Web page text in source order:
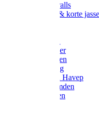
Kinderoveralls
Stofjassen & korte
Bodywarmer
Werkbroeken
Zaagkleding
Werkjassen Havep
Thermohemden
Overhemden